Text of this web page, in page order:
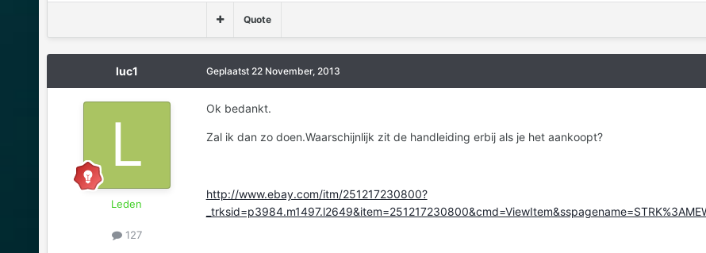
Quote
luc1
Leden
127
Geplaatst 22 November, 2013
Ok bedankt.
Zal ik dan zo doen.Waarschijnlijk zit de handleiding erbij als je het aankoopt?
http://www.ebay.com/itm/251217230800?